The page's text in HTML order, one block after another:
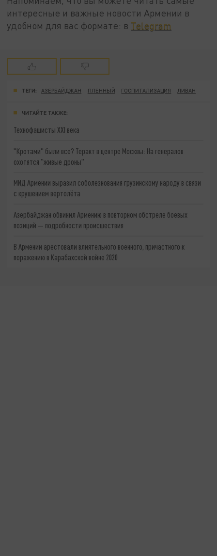
интересные и важные новости Армении в
удобном для вас формате: в Telegram
ТЕГИ: АЗЕРБАЙДЖАН ПЛЕННЫЙ ГОСПИТАЛИЗАЦИЯ ЛИВАН
ЧИТАЙТЕ ТАКЖЕ:
Технофашисты XXI века
"Кротами" были все? Теракт в центре Москвы: На генералов
охотятся "живые дроны"
МИД Армении выразил соболезнования грузинскому народу в связи
с крушением вертолёта
Азербайджан обвинил Армению в повторном обстреле боевых
позиций — подробности происшествия
В Армении арестовали влиятельного военного, причастного к
поражению в Карабахской войне 2020